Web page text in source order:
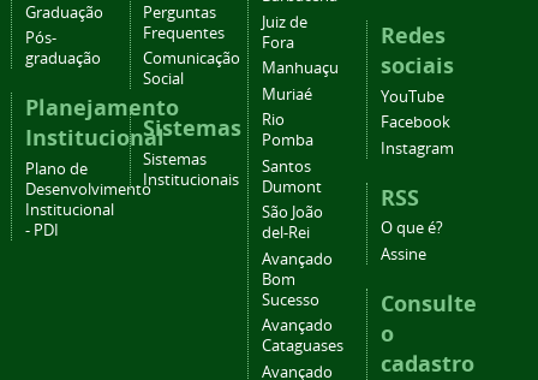
Graduação
Pós-
graduação
Planejamento
Institucional
Plano de
Desenvolvimento
Institucional
- PDI
Perguntas
Frequentes
Comunicação
Social
Sistemas
Sistemas
Institucionais
Juiz de
Fora
Manhuaçu
Muriaé
Rio
Pomba
Santos
Dumont
São João
del-Rei
Avançado
Bom
Sucesso
Avançado
Cataguases
Avançado
Redes
sociais
YouTube
Facebook
Instagram
RSS
O que é?
Assine
Consulte
o
cadastro